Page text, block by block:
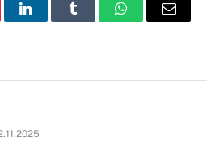
LinkedInTumblr WhatsAppEmail